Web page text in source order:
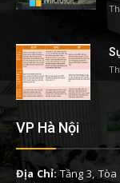
VP Hà Nội
Địa Chỉ: Tầng 3,